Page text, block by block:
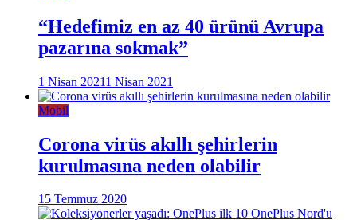
“Hedefimiz en az 40 ürünü Avrupa
pazarına sokmak”
1 Nisan 20211 Nisan 2021
Mobil
Corona virüs akıllı şehirlerin
kurulmasına neden olabilir
15 Temmuz 2020